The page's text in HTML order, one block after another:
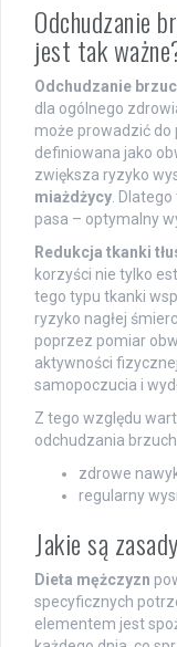
Odchudzanie
jest tak
Odchudzanie
dla ogólnego
może prowadzić do
definiowana jako
zwiększa ryzyko
miażdżycy .
pasa – optymalny
Redukcja tkanki
korzyści nie tylko
tego typu tkanki
ryzyko nagłej
poprzez pomiar
aktywności
samopoczucia i
Z tego względu
odchudzania
zdrowe
regularny
Jakie są
Dieta mężczyzn
specyficznych
elementem jest